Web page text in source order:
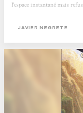
l’espace instantané mais
mystérieux et un vaisseau
JAVIER NEGRETE